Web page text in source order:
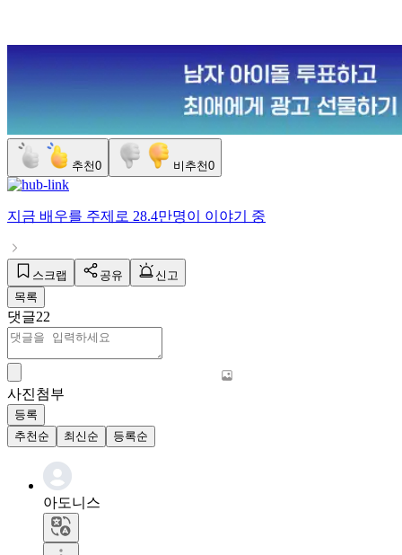
추천0 비추천0
지금 배우를 주제로 28.4만명이 이야기 중
스크랩 공유
신고
목록
댓글22
사진첨부
등록
추천순
최신순 등록순
아도니스